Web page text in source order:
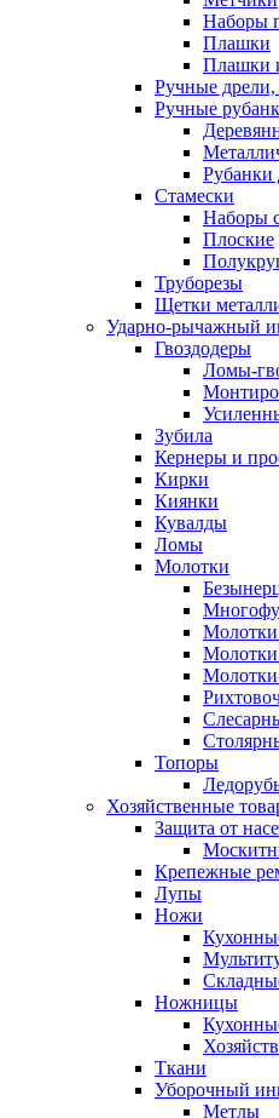
Наборы
Плашки
Плашки
Ручные
Ручные
Рубанки
Стамески
Наборы
Плоские
Труборезы
Щетки
Ударно-рычажный
Гвоздодеры
Ломы-
Зубила
Кернеры и
Кирки
Киянки
Кувалды
Ломы
Молотки
Молотки
Топоры
Хозяйственные
Защита от
Крепежные
Лупы
Ножи
Ножницы
Ткани
Уборочный
Метлы